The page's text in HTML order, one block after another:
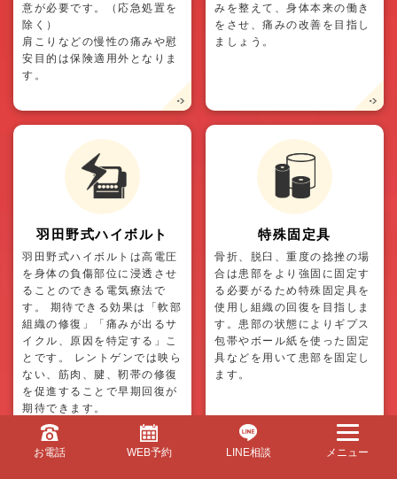
意が必要です。（応急処置を
除く）
肩こりなどの慢性の痛みや慰
安目的は保険適用外となりま
す。
みを整えて、身体本来の働き
をさせ、痛みの改善を目指し
ましょう。
羽田野式ハイボルト
羽田野式ハイボルトは高電圧
を身体の負傷部位に浸透させ
ることのできる電気療法で
す。 期待できる効果は「軟部
組織の修復」「痛みが出るサ
イクル、原因を特定する」こ
とです。 レントゲンでは映ら
ない、筋肉、腱、靭帯の修復
を促進することで早期回復が
期待できます。
特殊固定具
骨折、脱臼、重度の捻挫の場
合は患部をより強固に固定す
る必要がるため特殊固定具を
使用し組織の回復を目指しま
す。患部の状態によりギプス
包帯やボール紙を使った固定
具などを用いて患部を固定し
ます。
お電話 WEB予約 LINE相談 メニュー